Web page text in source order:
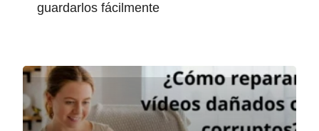
guardarlos fácilmente